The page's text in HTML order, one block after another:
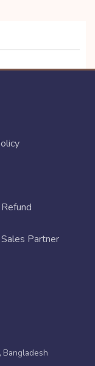
Partner
Bangladesh